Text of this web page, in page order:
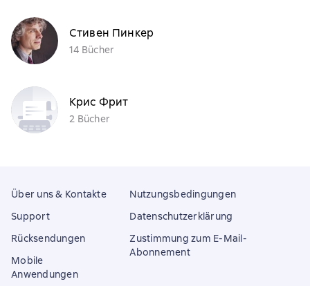
Стивен Пинкер
14 Bücher
Крис Фрит
2 Bücher
Über uns & Kontakte
Support
Rücksendungen
Mobile
Anwendungen
Nutzungsbedingungen
Datenschutzerklärung
Zustimmung zum E-Mail-
Abonnement